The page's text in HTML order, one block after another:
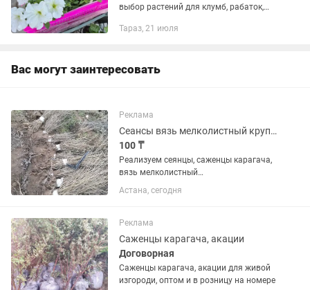
выбор растений для клумб, рабаток,
озеленения. 📍 Адрес: улица
Тараз, 21 июля
Вас могут заинтересовать
Реклама
Сеансы вязь мелколистный крупнолистный карагач акация жёлтая
100 ₸
Реализуем сеянцы, саженцы карагача,
вязь мелколистный
крупнолистный,акация жёлтая,
доставка по городу Астана бесплатно
номеру Ерболат
Астана, сегодня
Реклама
Саженцы карагача, акации
Договорная
Саженцы карагача, акации для живой
изгороди, оптом и в розницу на номере